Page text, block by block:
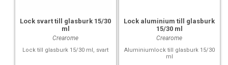
Lock svart till glasburk 15/30
ml
Crearome
Lock till glasburk 15/30 ml, svart
Lock aluminium till glasburk
15/30 ml
Crearome
Aluminiumlock till glasburk 15/30
ml